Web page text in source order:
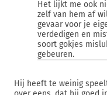
Het lijkt me ook
zelf van hem af
gevaar voor je
verdedigen en
soort gokjes
gebeuren.
Hij heeft te weinig